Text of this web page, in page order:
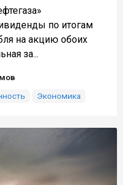
по итогам
на акцию обоих
за...
Экономика